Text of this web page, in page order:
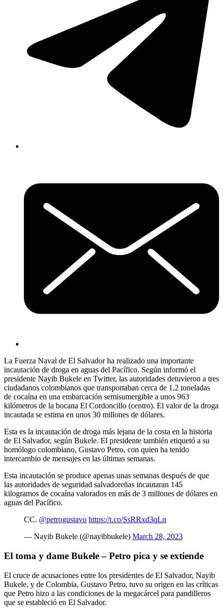
La Fuerza Naval de El Salvador ha realizado una importante
incautación de droga en aguas del Pacífico. Según informó el
presidente Nayib Bukele en Twitter, las autoridades detuvieron a tres
ciudadanos colombianos que transportaban cerca de 1,2 toneladas
de cocaína en una embarcación semisumergible a unos 963
kilómetros de la bocana El Cordoncillo (centro). El valor de la droga
incautada se estima en unos 30 millones de dólares.
Esta es la incautación de droga más lejana de la costa en la historia
de El Salvador, según Bukele. El presidente también etiquetó a su
homólogo colombiano, Gustavo Petro, con quien ha tenido
intercambio de mensajes en las últimas semanas.
Esta incautación se produce apenas unas semanas después de que
las autoridades de seguridad salvadoreñas incautaran 145
kilogramos de cocaína valorados en más de 3 millones de dólares en
aguas del Pacífico.
CC. @petrogustavo https://t.co/SsRRxd3qLn
— Nayib Bukele (@nayibbukele) March 28, 2023
El toma y dame Bukele – Petro pica y se extiende
El cruce de acusaciones entre los presidentes de El Salvador, Nayib
Bukele, y de Colombia, Gustavo Petro, tuvo su origen en las críticas
que Petro hizo a las condiciones de la megacárcel para pandilleros
que se estableció en El Salvador.